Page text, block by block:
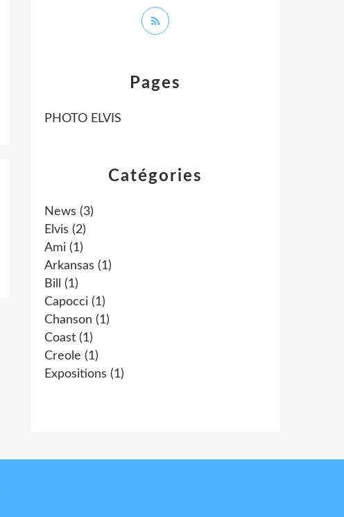
Catégories
News (3)
Elvis (2)
Ami (1)
Arkansas (1)
Bill
(1)
Capocci (1)
Chanson (1)
Coast (1)
Creole (1)
Expositions (1)
Pages
PHOTO ELVIS